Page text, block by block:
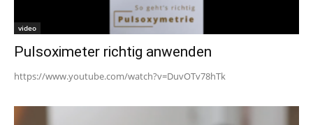
video
Pulsoximeter richtig anwenden
https://www.youtube.com/watch?v=DuvOTv78hTk